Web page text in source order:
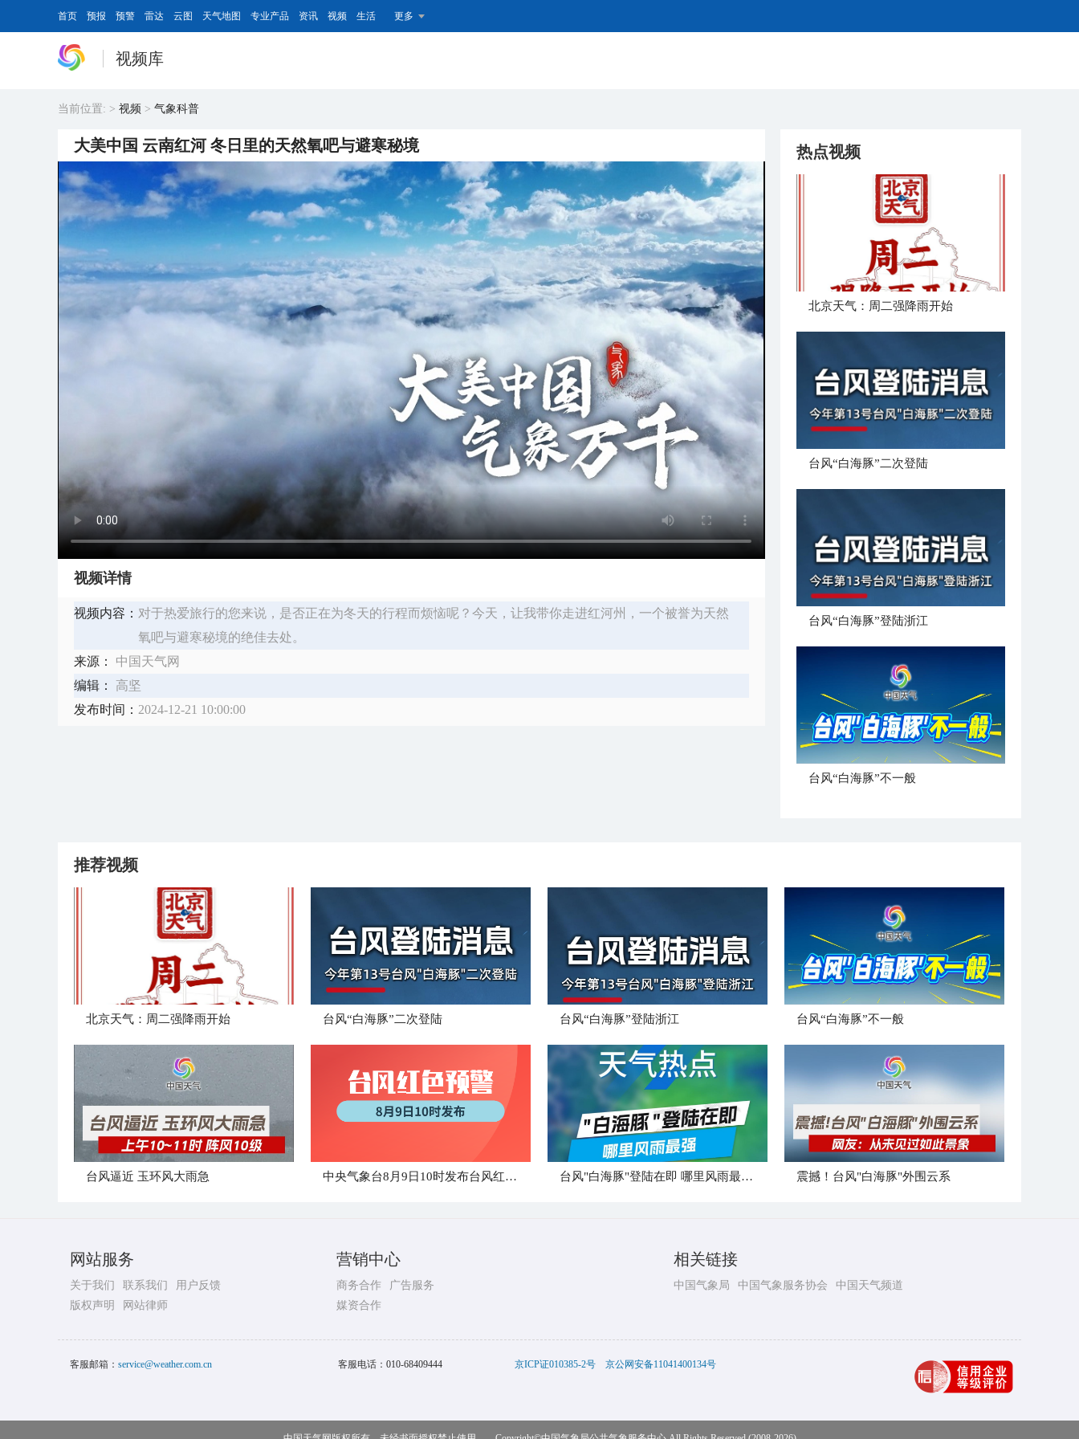
首页 预报 预警 雷达 云图 天气地图 专业产品 资讯 视频 生活 更多
视频库
当前位置: > 视频 > 气象科普
大美中国 云南红河 冬日里的天然氧吧与避寒秘境
视频详情
视频内容： 对于热爱旅行的您来说，是否正在为冬天的行程而烦恼呢？今天，让我带你走进红河州，一个被誉为天然
氧吧与避寒秘境的绝佳去处。
来源：
中国天气网
编辑：
高坚
发布时间： 2024-12-21 10:00:00
热点视频
北京天气：周二强降雨开始
台风“白海豚”二次登陆
台风“白海豚”登陆浙江
台风“白海豚”不一般
推荐视频
北京天气：周二强降雨开始 台风“白海豚”二次登陆 台风“白海豚”登陆浙江 台风“白海豚”不一般
台风逼近 玉环风大雨急 中央气象台8月9日10时发布台风红色预警 台风"白海豚"登陆在即 哪里风雨最强？ 震撼！台风"白海豚"外围云系
网站服务
关于我们 联系我们
用户反馈
版权声明
网站律师
营销中心
商务合作
广告服务
媒资合作
相关链接
中国气象局 中国气象服务协会 中国天气频道
客服邮箱： service@weather.com.cn 客服电话： 010-68409444 京ICP证010385-2号 京公网安备11041400134号